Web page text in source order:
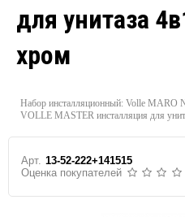
для унитаза
хром
Набор инсталляционный: Volle MARO
VOLLE MASTER инсталляция для
Арт. 13-52-222+141515
Оценка покупателей